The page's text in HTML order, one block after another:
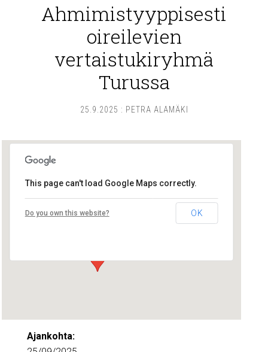
Ahmimistyyppisesti
oireilevien
vertaistukiryhmä
Turussa
25.9.2025 : PETRA ALAMÄKI
Lounais-Suomen – SYLI ry
Maariankatu 8 D 104 - Turku
This page can't load Google Maps correctly.
Do you own this website? OK
Ajankohta: